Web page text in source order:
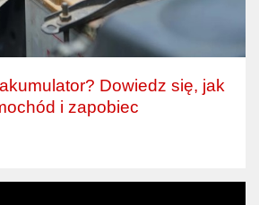
Dowiedz się, jak
i zapobiec